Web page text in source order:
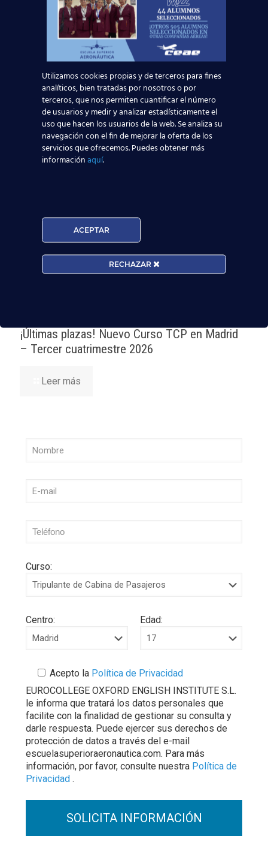
Privacidad.
Noticias Relacionadas
Mapa de la aviación global 2025: las rutas más
Madrid-Barajas supera los 6 millones de
pasajeros junio: qué significa para quienes
quieren ser TCP
¡Últimas plazas! Nuevo Curso TCP en Madrid
– Tercer cuatrimestre 2026
Leer más
Curso:
Centro: Edad:
Acepto la Política de Privacidad
EUROCOLLEGE OXFORD ENGLISH INSTITUTE S.L.
le informa que tratará los datos personales que
facilite con la finalidad de gestionar su consulta y
darle respuesta. Puede ejercer sus derechos de
protección de datos a través del e-mail
escuelasuperioraeronautica.com. Para más
información, por favor, consulte nuestra Política de
Privacidad .
Utilizamos cookies propias y de terceros para fines
analíticos, bien tratadas por nosotros o por
terceros, que nos permiten cuantificar el número
de usuarios y medir y analizar estadísticamente el
uso que hacen los usuarios de la web. Se analiza su
navegación con el fin de mejorar la oferta de los
servicios que ofrecemos. Puedes obtener más
informaciónaquí.
ACEPTAR
RECHAZAR